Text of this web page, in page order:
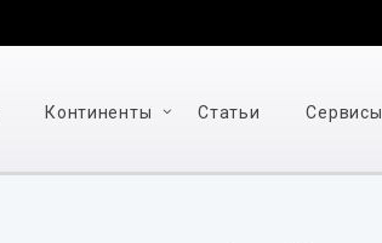
Континенты Статьи Cервисы